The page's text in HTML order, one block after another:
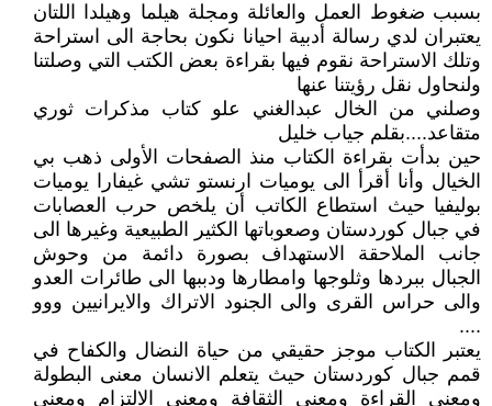
بسبب ضغوط العمل والعائلة ومجلة هيلما وهيلدا اللتان
يعتبران لدي رسالة أدبية احيانا نكون بحاجة الى استراحة
وتلك الاستراحة نقوم فيها بقراءة بعض الكتب التي وصلتنا
ولنحاول نقل رؤيتنا عنها
وصلني من الخال عبدالغني علو كتاب مذكرات ثوري
متقاعد....بقلم جياب خليل
حين بدأت بقراءة الكتاب منذ الصفحات الأولى ذهب بي
الخيال وأنا أقرأ الى يوميات ارنستو تشي غيفارا يوميات
بوليفيا حيث استطاع الكاتب أن يلخص حرب العصابات
في جبال كوردستان وصعوباتها الكثير الطبيعية وغيرها الى
جانب الملاحقة الاستهداف بصورة دائمة من وحوش
الجبال ببردها وثلوجها وامطارها ودببها الى طائرات العدو
والى حراس القرى والى الجنود الاتراك والايرانيين ووو
....
يعتبر الكتاب موجز حقيقي من حياة النضال والكفاح في
قمم جبال كوردستان حيث يتعلم الانسان معنى البطولة
ومعنى القراءة ومعنى الثقافة ومعنى الالتزام ومعنى